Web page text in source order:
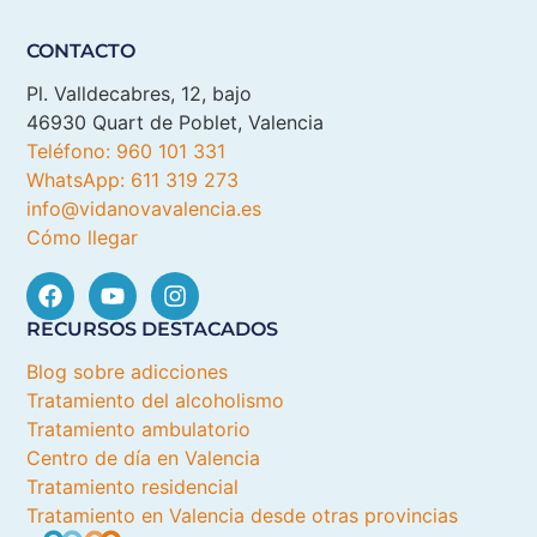
CONTACTO
Pl. Valldecabres, 12, bajo
46930 Quart de Poblet, Valencia
Teléfono: 960 101 331
WhatsApp: 611 319 273
info@vidanovavalencia.es
Cómo llegar
RECURSOS DESTACADOS
Blog sobre adicciones
Tratamiento del alcoholismo
Tratamiento ambulatorio
Centro de día en Valencia
Tratamiento residencial
Tratamiento en Valencia desde otras provincias